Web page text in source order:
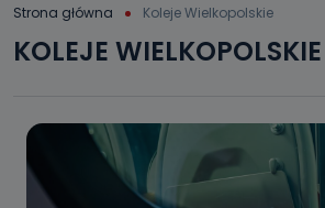
Strona główna Koleje Wielkopolskie
KOLEJE WIELKOPOLSKIE